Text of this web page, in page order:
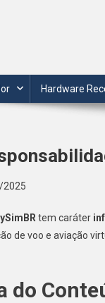
Hardware
2025
tem caráter
de voo e aviação
do